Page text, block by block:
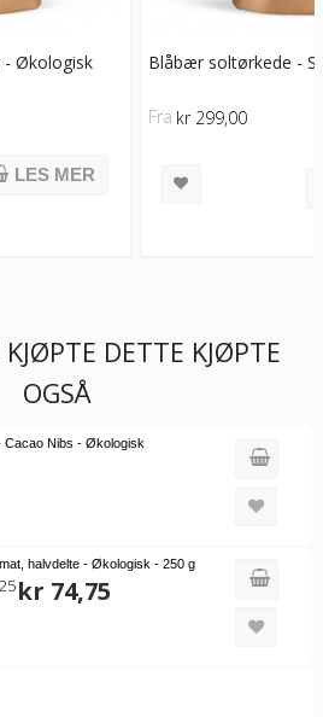
- Økologisk
LES MER
Blåbær soltørkede -
Fra kr 299,00
DETTE KJØPTE
OGSÅ
Cacao Nibs - Økologisk
halvdelte - Økologisk - 250 g
kr 74,75